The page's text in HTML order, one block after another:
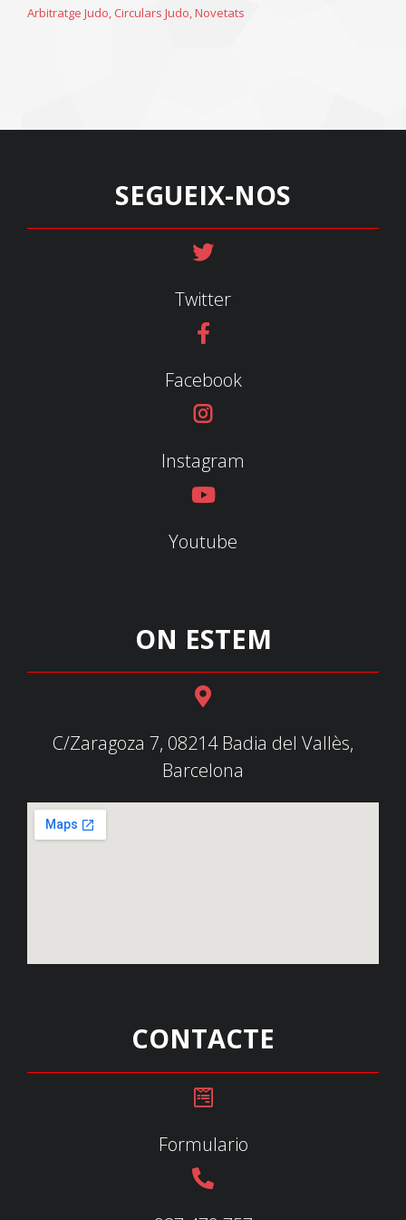
Arbitratge Judo, Circulars Judo,Novetats
SEGUEIX-NOS
Twitter
Facebook
Instagram
Youtube
ON ESTEM
C/Zaragoza 7, 08214 Badia del Vallès,
Barcelona
CONTACTE
Formulario